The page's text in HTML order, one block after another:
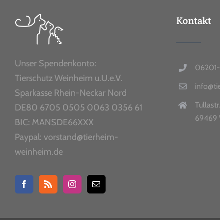
Unser Spendenkonto:
Tierschutz Weinheim u.U.e.V.
Sparkasse Rhein-Neckar Nord
DE80 6705 0505 0063 0356 61
BIC: MANSDE66XXX
Paypal: vorstand@tierheim-
weinheim.de
Kontakt
69469